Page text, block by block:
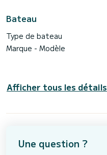
Bateau
Type de bateau
Marque - Modèle
Afficher tous les détails
Une question ?